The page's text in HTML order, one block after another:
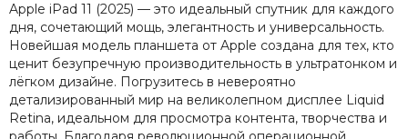
Apple iPad 11 (2025) — это идеальный спутник для каждого
дня, сочетающий мощь, элегантность и универсальность.
Новейшая модель планшета от Apple создана для тех, кто
ценит безупречную производительность в ультратонком и
лёгком дизайне. Погрузитесь в невероятно
детализированный мир на великолепном дисплее Liquid
Retina, идеальном для просмотра контента, творчества и